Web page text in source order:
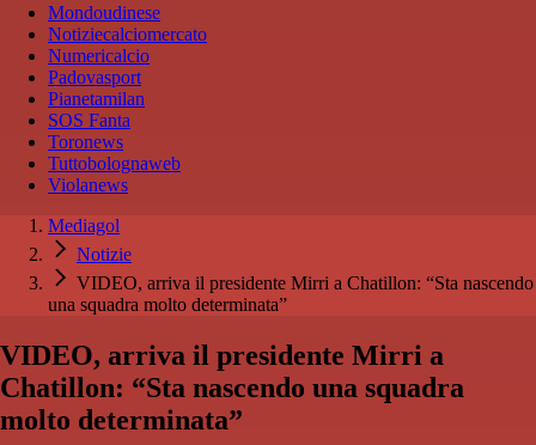
Mondoudinese
Notiziecalciomercato
Numericalcio
Padovasport
Pianetamilan
SOS Fanta
Toronews
Tuttobolognaweb
Violanews
Mediagol
Notizie
VIDEO, arriva il presidente Mirri a Chatillon: “Sta nascendo
una squadra molto determinata”
VIDEO, arriva il presidente Mirri a
Chatillon: “Sta nascendo una squadra
molto determinata”